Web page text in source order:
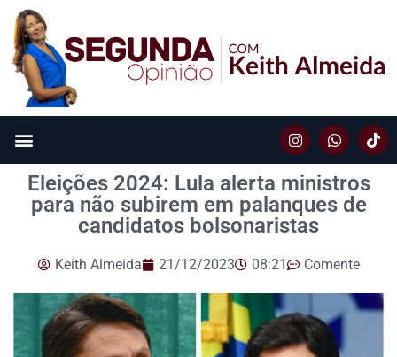
Eleições 2024: Lula alerta ministros
para não subirem em palanques de
candidatos bolsonaristas
Keith Almeida 21/12/2023 08:21 Comente